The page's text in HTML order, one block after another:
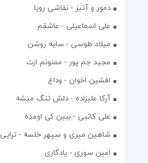
دمور و آتیز - نقاشی رویا
علی اسماعیلی - عاشقم
میلاد طوسی - سایه روشن
مجید جم پور - ممنونم ازت
افشين اخوان - وداع
آرکا علیزاده - دلش تنگ میشه
علی کاتبی - ببین کی اومده
شاهین میری و سپهر خلسه - تراپی
امین سوری - یادگاری